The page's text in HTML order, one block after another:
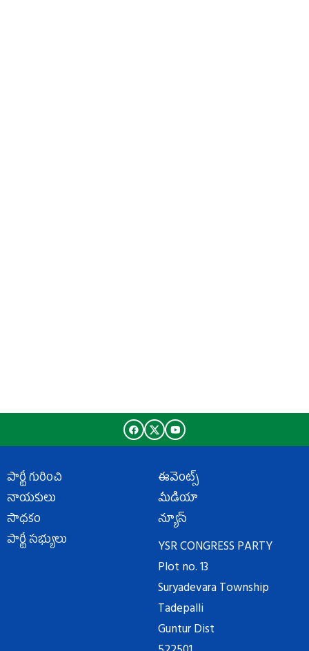
పార్టీ గురించి
నాయకులు
సాధకం
పార్టీ సభ్యులు
ఈవెంట్స్
మీడియా
న్యూస్
YSR CONGRESS PARTY
Plot no. 13
Suryadevara Township
Tadepalli
Guntur Dist